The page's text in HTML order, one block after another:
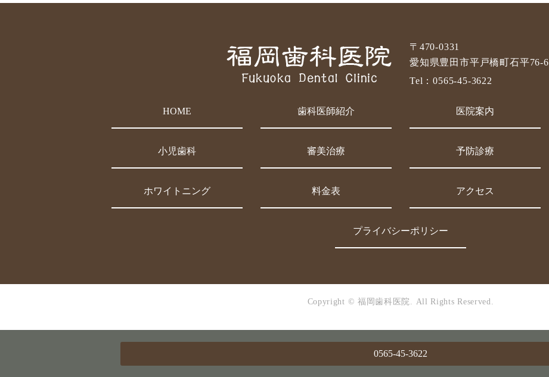
0565-45-3622
〒470-0331
愛知県豊田市平戸橋町石平76-6
Tel：0565-45-3622
HOME 歯科医師紹介 医院案内
小児歯科 審美治療 予防診療
ホワイトニング 料金表 アクセス
プライバシーポリシー
Copyright © 福岡歯科医院. All Rights Reserved.